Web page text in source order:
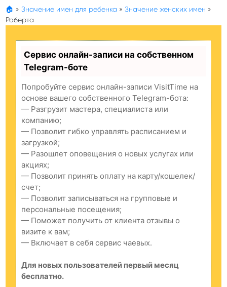
🏠 » Значение имен для ребенка » Значение женских имен »
Роберта
Сервис онлайн-записи на собственном
Telegram-боте
Попробуйте сервис онлайн-записи VisitTime на
основе вашего собственного Telegram-бота:
— Разгрузит мастера, специалиста или
компанию;
— Позволит гибко управлять расписанием и
загрузкой;
— Разошлет оповещения о новых услугах или
акциях;
— Позволит принять оплату на карту/кошелек/
счет;
— Позволит записываться на групповые и
персональные посещения;
— Поможет получить от клиента отзывы о
визите к вам;
— Включает в себя сервис чаевых.
Для новых пользователей первый месяц
бесплатно.